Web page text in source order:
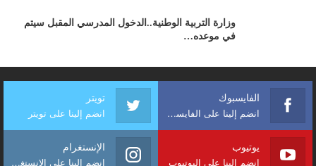
وزارة التربية الوطنية..الدخول المدرسي المقبل سیتم
في موعده…
الفايسبوك
انضم إلينا على الفايسبوك
تويتر
انضم إلينا على تويتر
يوتيوب
انضم إلينا على اليوتيوب
الإنستغرام
انضم إلينا على الإنستغرام